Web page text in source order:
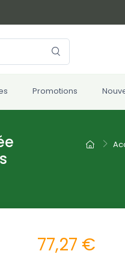
Promotions
77,27 €